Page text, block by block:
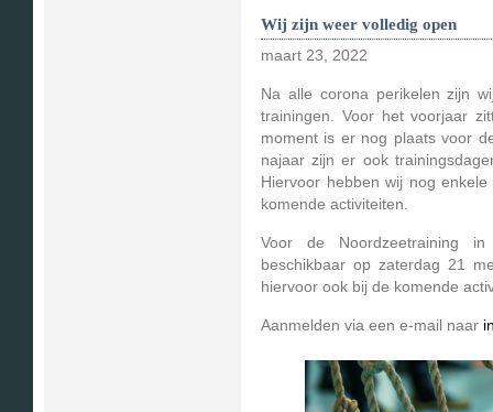
Wij zijn weer volledig open
maart 23, 2022
Na alle corona perikelen zijn
trainingen. Voor het voorjaar
moment is er nog plaats voor
najaar zijn er ook
Hiervoor hebben wij nog
komende activiteiten.
Voor de Noordzeetraining
beschikbaar op zaterdag 21
hiervoor ook bij de komende
Aanmelden via een e-mail naar